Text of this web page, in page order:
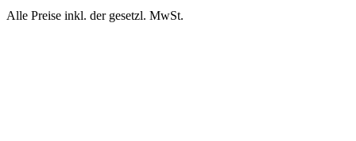
Alle Preise inkl. der gesetzl. MwSt.